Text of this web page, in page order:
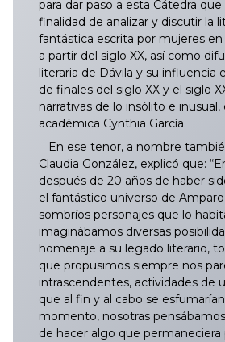
035/2025
036/2025
037/2025
038/2025
039/2025
040/2025
041/2025
042/2025
043/2025
134/2025
135/2025
136/2025
137/2025
138/2025
139/2025
140/2025
141/2025
142/2025
233/2025
234/2025
235/2025
236/2025
237/2025
238/2025
239/2025
240/2025
241/2025
332/2025
333/2025
334/2025
335/2025
336/2025
337/2025
338/2025
339/2025
340/2025
431/2025
432/2025
433/2025
434/2025
435/2025
436/2025
437/2025
438/2025
439/2025
529/2025
530/2025
531/2025
532/2025
533/2025
534/2025
535/2025
536/2025
537/2025
629/2025
630/2025
631/2025
632/2025
633/2025
634/2025
635/2025
636/2025
637/2025
728/2025
729/2025
730/2025
731/2025
732/2025
733/2025
734/2025
735/2025
736/2025
827/2025
828/2025
829/2025
830/2025
831/2025
832/2025
833/2025
834/2025
835/2025
034/2026
035/2026
036/2026
037/2026
038/2026
039/2026
040/2026
041/2026
042/2026
133/2026
134/2026
135/2026
136/2026
137/2026
138/2026
139/2026
140/2026
141/2026
232/2026
233/2026
234/2026
235/2026
236/2026
237/2026
238/2026
239/2026
240/2026
331/2026
332/2026
333/2026
334/2026
335/2026
336/2026
337/2026
338/2026
339/2026
430/2026
431/2026
432/2026
433/2026
434/2026
435/2026
436/2026
437/2026
438/2026
529/2026
530/2026
531/2026
532/2026
533/2026
534/2026
535/2026
536/2026
538/2026
628/2026
629/2026
630/2026
631/2026
633/2026
632/2026
634/2026
635/2026
636/2026
para dar paso a esta Cátedra
finalidad de analizar y discutir la
fantástica escrita por mujeres
a partir del siglo XX, así como
literaria de Dávila y su influencia
de finales del siglo XX y el siglo
narrativas de lo insólito e inusual,
académica Cynthia García.
En ese tenor, a nombre
Claudia González, explicó que:
después de 20 años de haber
el fantástico universo de
sombríos personajes que lo
imaginábamos diversas
homenaje a su legado literario,
que propusimos siempre nos
intrascendentes, actividades de
que al fin y al cabo se
momento, nosotras
de hacer algo que